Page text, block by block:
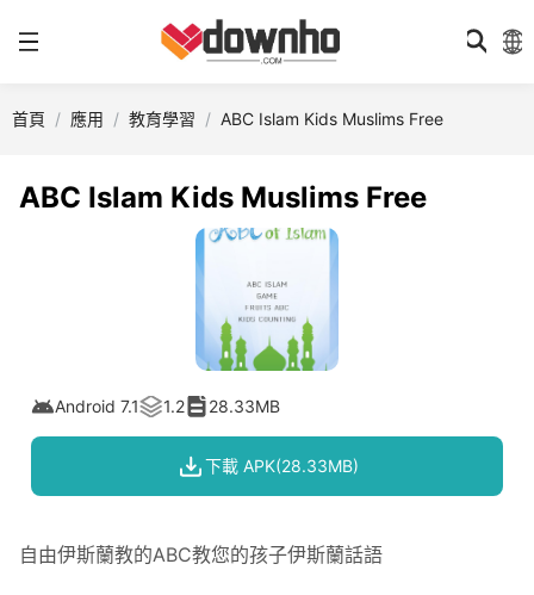
首頁 應用 教育學習 ABC Islam Kids Muslims Free
ABC Islam Kids Muslims Free
Android 7.1 1.2 28.33MB
下載 APK(28.33MB)
自由伊斯蘭教的ABC教您的孩子伊斯蘭話語